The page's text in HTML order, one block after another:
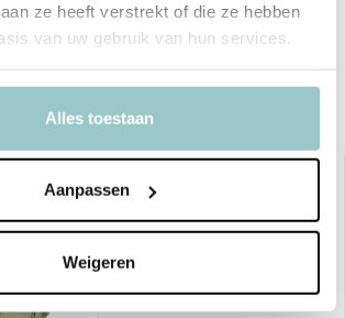
ze heeft verstrekt of die ze hebben
van uw gebruik van hun services.
Alles toestaan
Aanpassen
Weigeren
haves